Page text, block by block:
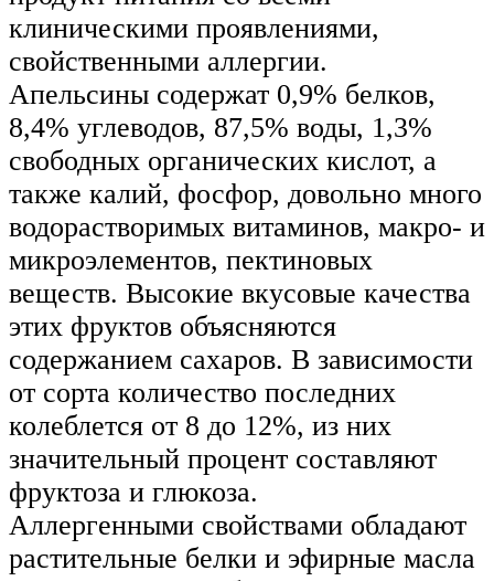
клиническими проявлениями,
свойственными аллергии.
Апельсины содержат 0,9% белков,
8,4% углеводов, 87,5% воды, 1,3%
свободных органических кислот, а
также калий, фосфор, довольно много
водорастворимых витаминов, макро- и
микроэлементов, пектиновых
веществ. Высокие вкусовые качества
этих фруктов объясняются
содержанием сахаров. В зависимости
от сорта количество последних
колеблется от 8 до 12%, из них
значительный процент составляют
фруктоза и глюкоза.
Аллергенными свойствами обладают
растительные белки и эфирные масла